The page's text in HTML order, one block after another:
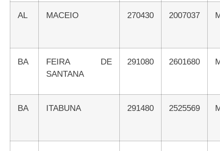
AL MACEIO 270430 2007037
BA
FEIRA DE
SANTANA
291080 2601680
BA ITABUNA 291480 2525569